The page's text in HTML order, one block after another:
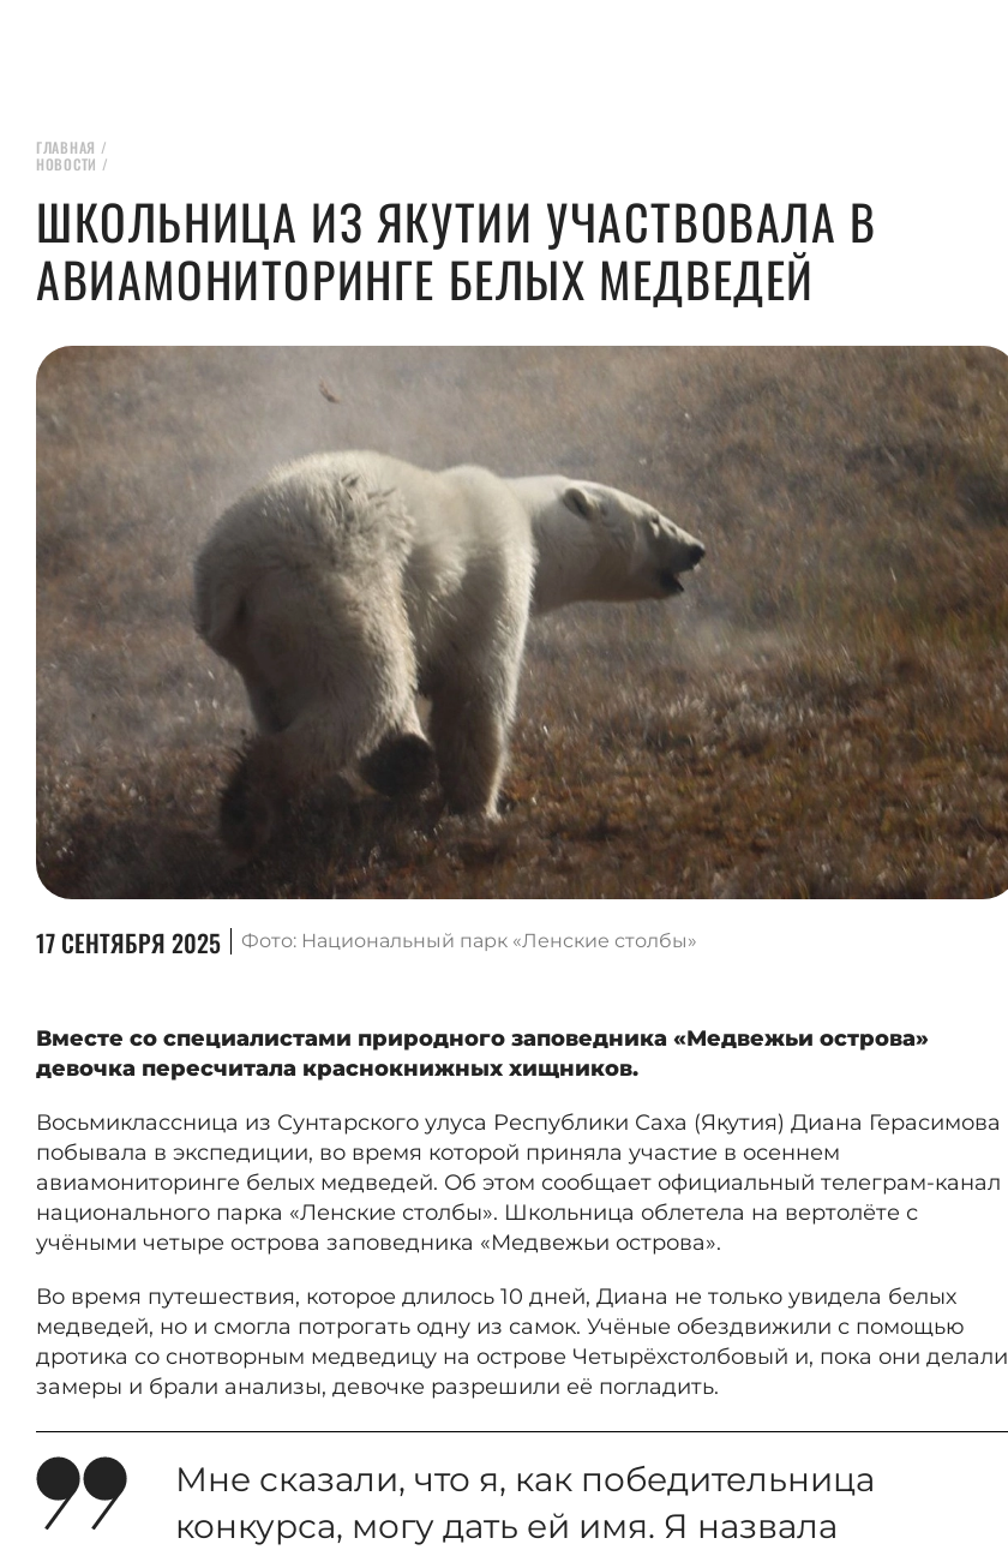
ГЛАВНАЯ /
НОВОСТИ /
ШКОЛЬНИЦА ИЗ ЯКУТИИ УЧАСТВОВАЛА В
АВИАМОНИТОРИНГЕ БЕЛЫХ МЕДВЕДЕЙ
17 СЕНТЯБРЯ 2025 Фото: Национальный парк «Ленские столбы»
Вместе со специалистами природного заповедника «Медвежьи острова»
девочка пересчитала краснокнижных хищников.
Восьмиклассница из Сунтарского улуса Республики Саха (Якутия) Диана Герасимова
побывала в экспедиции, во время которой приняла участие в осеннем
авиамониторинге белых медведей. Об этом сообщает официальный телеграм-канал
национального парка «Ленские столбы». Школьница облетела на вертолёте с
учёными четыре острова заповедника «Медвежьи острова».
Во время путешествия, которое длилось 10 дней, Диана не только увидела белых
медведей, но и смогла потрогать одну из самок. Учёные обездвижили с помощью
дротика со снотворным медведицу на острове Четырёхстолбовый и, пока они делали
замеры и брали анализы, девочке разрешили её погладить.
Мне сказали, что я, как победительница
конкурса, могу дать ей имя. Я назвала